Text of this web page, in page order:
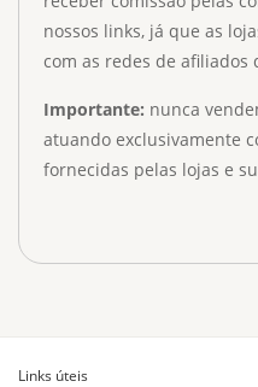
nossos links, já que as
com as redes de afiliados
Importante: nunca
atuando exclusivamente
fornecidas pelas lojas e
Links úteis